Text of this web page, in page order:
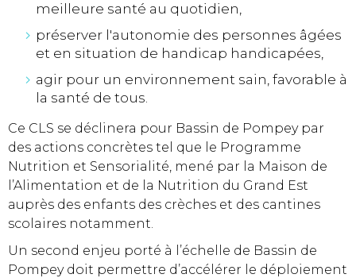
meilleure santé au quotidien,
préserver l'autonomie des personnes âgées
et en situation de handicap handicapées,
agir pour un environnement sain, favorable à
la santé de tous.
Ce CLS se déclinera pour Bassin de Pompey par
des actions concrètes tel que le Programme
Nutrition et Sensorialité, mené par la Maison de
l’Alimentation et de la Nutrition du Grand Est
auprès des enfants des crèches et des cantines
scolaires notamment.
Un second enjeu porté à l’échelle de Bassin de
Pompey doit permettre d’accélérer le déploiement